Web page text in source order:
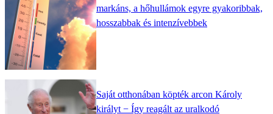
markáns, a hőhullámok egyre gyakoribbak,
hosszabbak és intenzívebbek
Saját otthonában köpték arcon Károly
királyt − Így reagált az uralkodó